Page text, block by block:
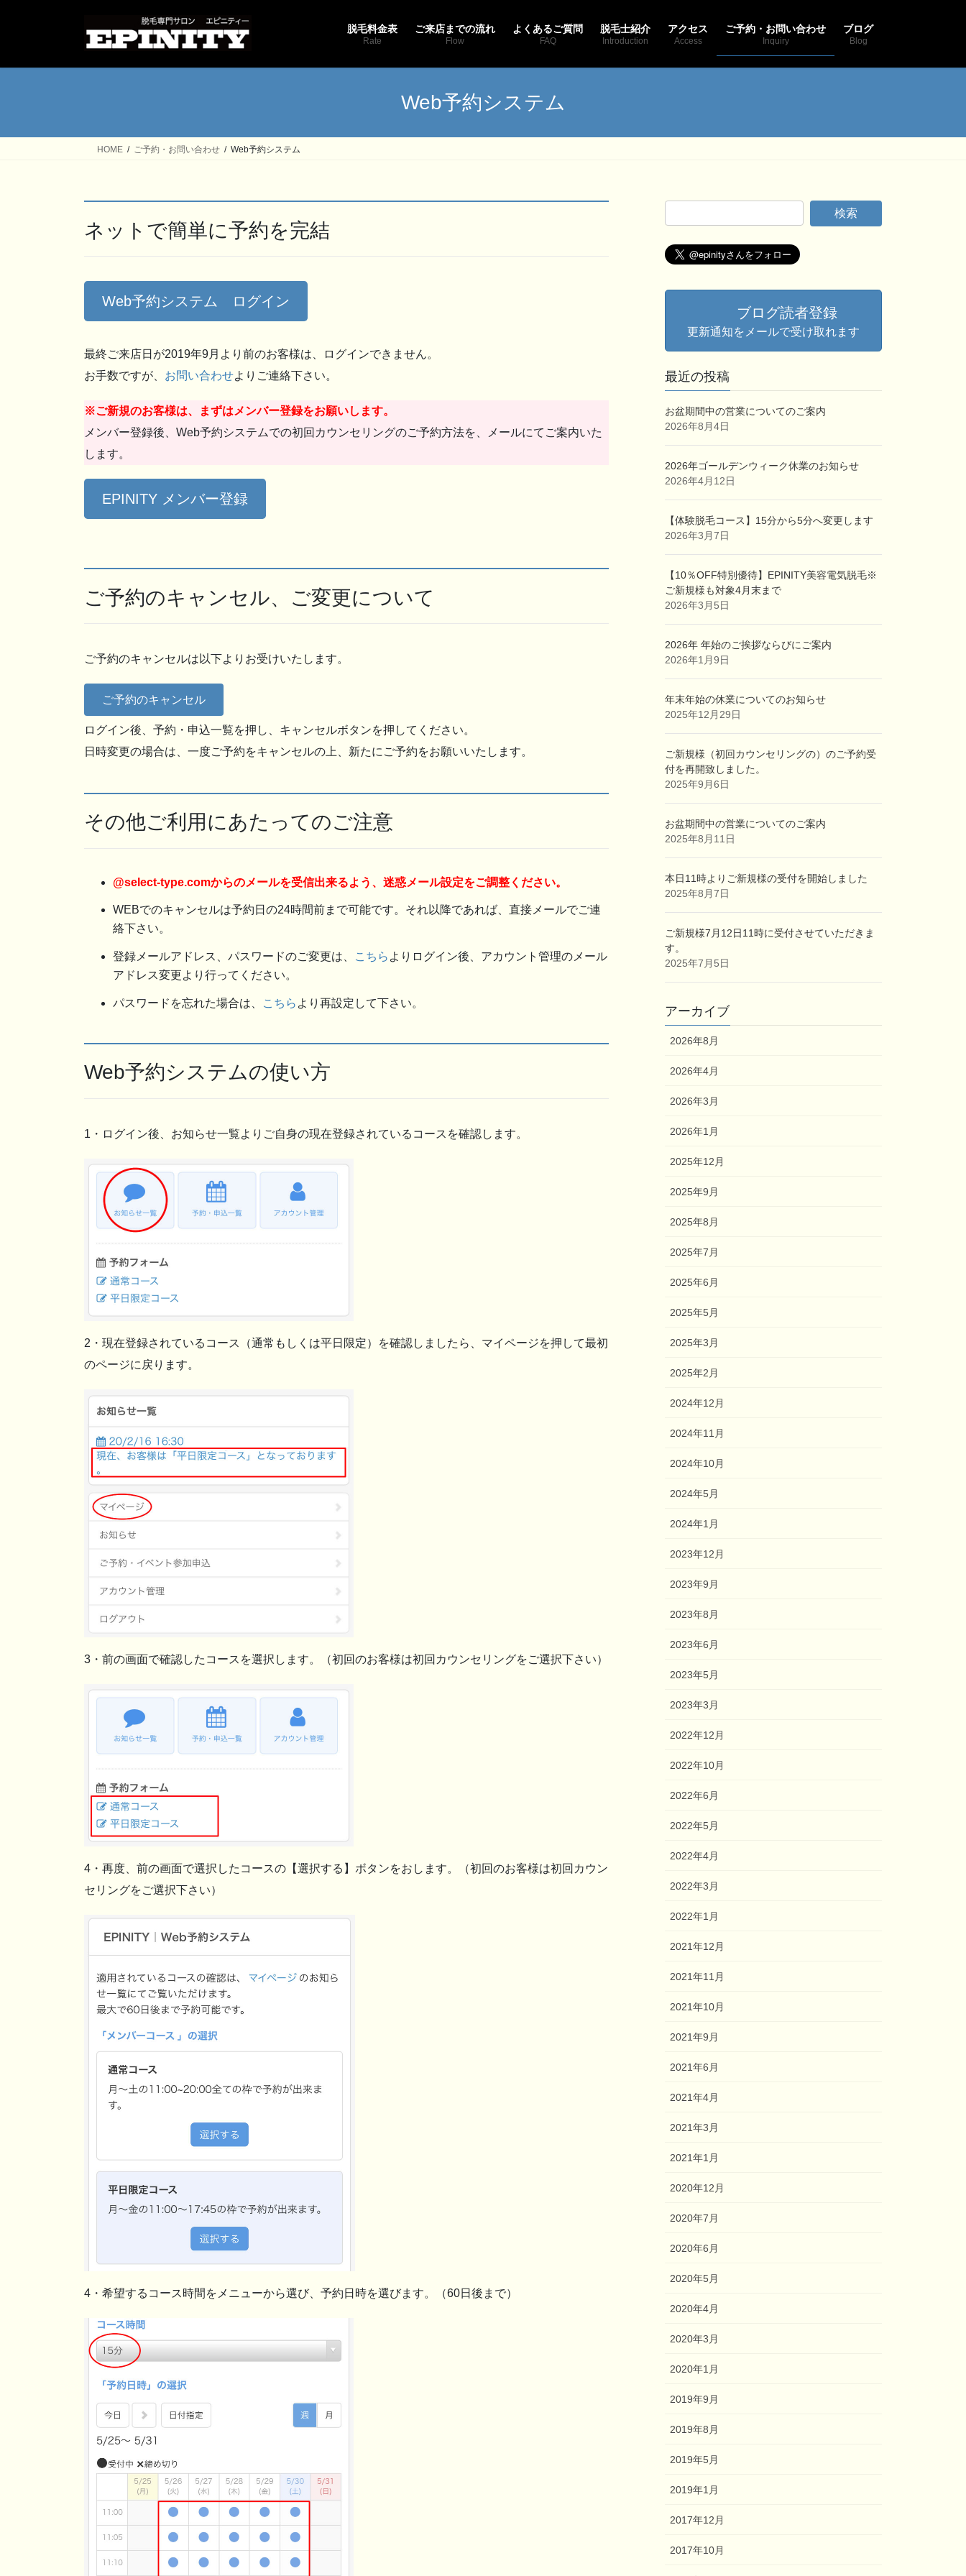
脱毛料金表
Rate
ご来店までの流れ
Flow
よくあるご質問
FAQ
脱毛士紹介
Introduction
アクセス
Access
ご予約・お問い合わせ
Inquiry
ブログ
Blog
Web予約システム
HOME ご予約・お問い合わせ Web予約システム
ネットで簡単に予約を完結
Web予約システム ログイン
最終ご来店日が2019年9月より前のお客様は、ログインできません。
お手数ですが、 お問い合わせよりご連絡下さい。
※ご新規のお客様は、まずはメンバー登録をお願いします。
メンバー登録後、Web予約システムでの初回カウンセリングのご予約方法を、メールにてご案内いた
します。
EPINITY メンバー登録
ご予約のキャンセル、ご変更について
ご予約のキャンセルは以下よりお受けいたします。
ご予約のキャンセル
ログイン後、予約・申込一覧を押し、キャンセルボタンを押してください。
日時変更の場合は、一度ご予約をキャンセルの上、新たにご予約をお願いいたします。
その他ご利用にあたってのご注意
@select-type.comからのメールを受信出来るよう、迷惑メール設定をご調整ください。
WEBでのキャンセルは予約日の24時間前まで可能です。それ以降であれば、直接メールでご連
絡下さい。
登録メールアドレス、パスワードのご変更は、 こちら よりログイン後、アカウント管理のメール
アドレス変更より行ってください。
パスワードを忘れた場合は、 こちら より再設定して下さい。
Web予約システムの使い方
1・ログイン後、お知らせ一覧よりご自身の現在登録されているコースを確認します。
2・現在登録されているコース（通常もしくは平日限定）を確認しましたら、マイページを押して最初
のページに戻ります。
3・前の画面で確認したコースを選択します。（初回のお客様は初回カウンセリングをご選択下さい）
4・再度、前の画面で選択したコースの【選択する】ボタンをおします。（初回のお客様は初回カウン
セリングをご選択下さい）
4・希望するコース時間をメニューから選び、予約日時を選びます。（60日後まで）
ブログ読者登録
更新通知をメールで受け取れます
最近の投稿
お盆期間中の営業についてのご案内
2026年8月4日
2026年ゴールデンウィーク休業のお知らせ
2026年4月12日
【体験脱毛コース】15分から5分へ変更します
2026年3月7日
【10％OFF特別優待】EPINITY美容電気脱毛※
ご新規様も対象4月末まで
2026年3月5日
2026年 年始のご挨拶ならびにご案内
2026年1月9日
年末年始の休業についてのお知らせ
2025年12月29日
ご新規様（初回カウンセリングの）のご予約受
付を再開致しました。
2025年9月6日
お盆期間中の営業についてのご案内
2025年8月11日
本日11時よりご新規様の受付を開始しました
2025年8月7日
ご新規様7月12日11時に受付させていただきま
す。
2025年7月5日
アーカイブ
2026年8月
2026年4月
2026年3月
2026年1月
2025年12月
2025年9月
2025年8月
2025年7月
2025年6月
2025年5月
2025年3月
2025年2月
2024年12月
2024年11月
2024年10月
2024年5月
2024年1月
2023年12月
2023年9月
2023年8月
2023年6月
2023年5月
2023年3月
2022年12月
2022年10月
2022年6月
2022年5月
2022年4月
2022年3月
2022年1月
2021年12月
2021年11月
2021年10月
2021年9月
2021年6月
2021年4月
2021年3月
2021年1月
2020年12月
2020年7月
2020年6月
2020年5月
2020年4月
2020年3月
2020年1月
2019年9月
2019年8月
2019年5月
2019年1月
2017年12月
2017年10月